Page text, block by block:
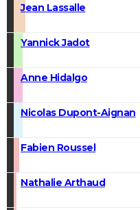
Jean Lassalle
Yannick Jadot
Anne Hidalgo
Nicolas Dupont-Aignan
Fabien Roussel
Nathalie Arthaud